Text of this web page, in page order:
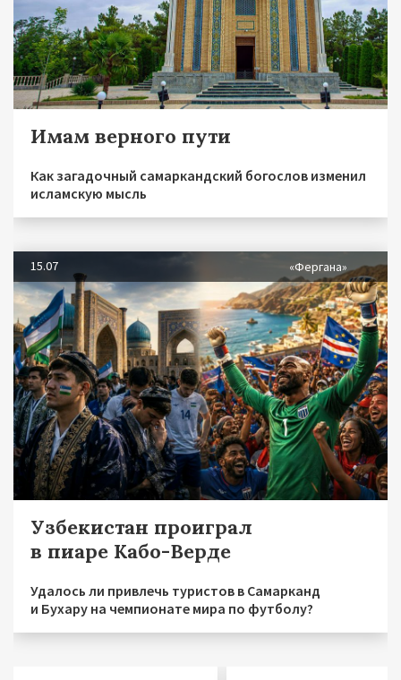
Имам верного пути
Как загадочный самаркандский богослов изменил
исламскую мысль
15.07 «Фергана»
Узбекистан проиграл
в пиаре Кабо-Верде
Удалось ли привлечь туристов в Самарканд
и Бухару на чемпионате мира по футболу?